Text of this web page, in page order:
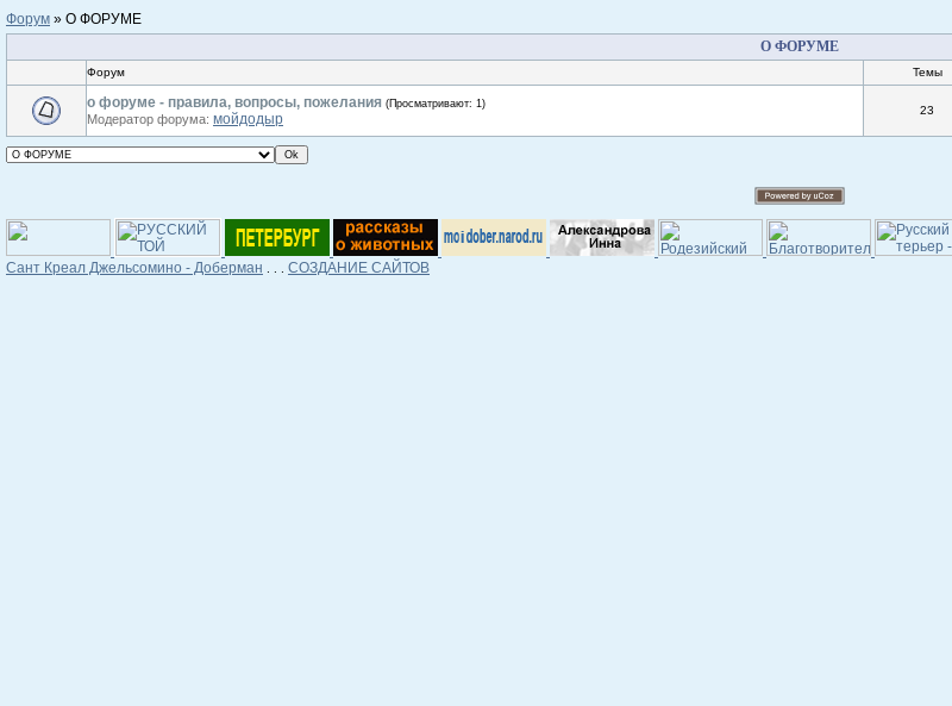
Форум » О ФОРУМЕ
О ФОРУМЕ
Форум Темы
о форуме - правила, вопросы, пожелания (Просматривают: 1)
Модератор форума: мойдодыр
23
Сант Креал Джельсомино - Доберман СОЗДАНИЕ САЙТОВ